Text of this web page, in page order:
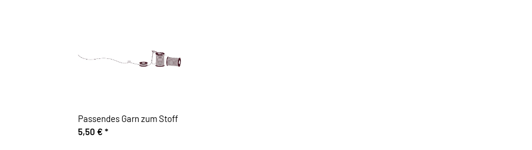
Passendes Garn zum Stoff
5,50 € *